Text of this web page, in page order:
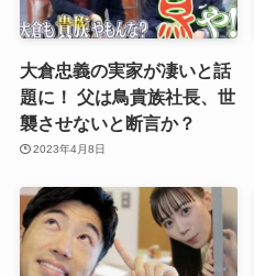
大倉忠義の実家が凄いと話
題に！ 父は鳥貴族社長、世
襲させないと断言か？
2023年4月8日